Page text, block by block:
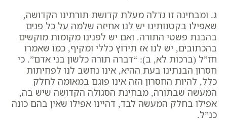
ג. ומבחינה זו גדלה מעלת קדושת תורתינו הקדושה,
שאפילו בקטנותינו יש לנו אחיזה שלמה על כל פנים
בהבנת פשטי התורה. ואם יש לפנינו מקומות מוקשים
בהכתובים, יש לנו אז תירוץ כללי ומקיף, כמו שאמרו
חז”ל (ברכות לא, ב): “דברה תורה כלשון בני אדם”. כי
חסרון הבנתינו בעת ההיא, אינו נחשב לנו לפחיתות
כלל, להיות החסרון הזה אינו פוגם במאומה לחלק
המעשה שבתורה, מבחינת הסגולה הקדושה שיש בה,
אפילו בחלק המעשה לבד, דהיינו אפילו שאין בהם כונה
כנ”ל.